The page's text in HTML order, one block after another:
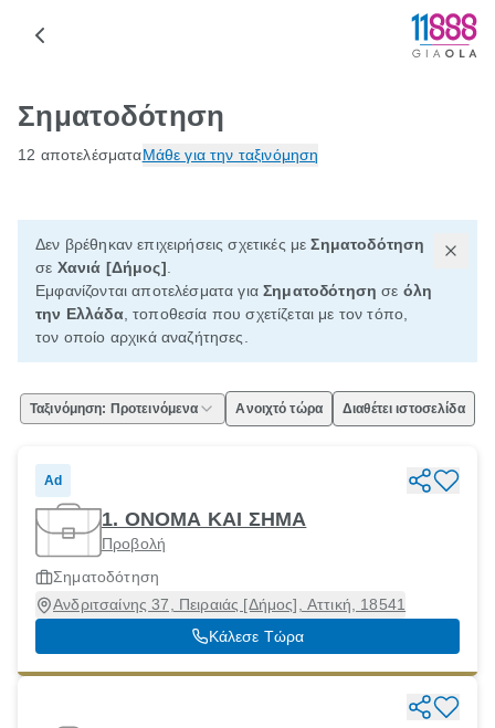
Σηματοδότηση
12 αποτελέσματαΜάθε για την ταξινόμηση
Δεν βρέθηκαν επιχειρήσεις σχετικές μεΣηματοδότηση
σε Χανιά [Δήμος]
Εμφανίζονται αποτελέσματα γιαΣηματοδότηση σε όλη
την Ελλάδα, τοποθεσία που σχετίζεται με τον τόπο,
τον οποίο αρχικά αναζήτησες.
Ταξινόμηση: Προτεινόμενα Ανοιχτό τώρα Διαθέτει ιστοσελίδα
Ad
1. ΟΝΟΜΑ ΚΑΙ ΣΗΜΑ
Προβολή
Σηματοδότηση
Ανδριτσαίνης 37, Πειραιάς [Δήμος], Αττική, 18541
Κάλεσε Τώρα